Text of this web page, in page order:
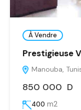
À Vendre
Prestigieuse
Manouba,
850 000 D
400 m2